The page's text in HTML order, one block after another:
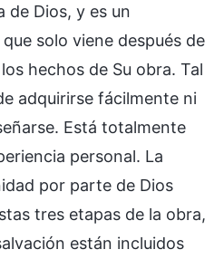
de Dios, y es un
solo viene después de
hechos de Su obra. Tal
adquirirse fácilmente ni
Está totalmente
personal. La
por parte de Dios
tres etapas de la obra,
están incluidos